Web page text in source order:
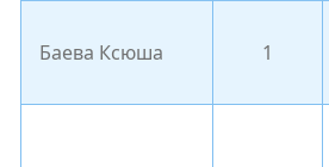
Баева Ксюша 1